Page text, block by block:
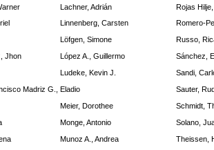
Lachner, Adrián
Rojas
Linnenberg, Carsten Romero-
Löfgen, Simone Russo,
Jhon López A., Guillermo Sánchez,
Ludeke, Kevin J. Sandi,
Madriz G., Eladio Sauter,
Meier, Dorothee
Schmidt,
Monge, Antonio Solano,
Munoz A., Andrea Theissen,